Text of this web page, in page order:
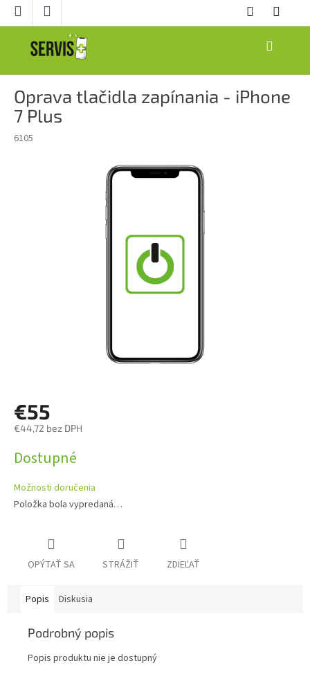
Prejsť
NÁKUPNÝ
Oprava tlačidla zapínania - iPhone
7 Plus
6105
€55
€44,72 bez DPH
cena:
Dostupné
Možnosti doručenia
Položka bola vypredaná…
OPÝTAŤ SA STRÁŽIŤ ZDIEĽAŤ
Popis Diskusia
Podrobný popis
Popis produktu nie je dostupný